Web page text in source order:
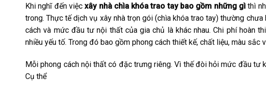
Khi nghĩ đến việcxây nhà chìa khóa trao tay bao gồm những gì thì
trong. Thực tế dịch vụ xây nhà trọn gói (chìa khóa trao tay) thường
cách và mức đầu tư nội thất của gia chủ là khác nhau. Chi phí hoàn
nhiều yếu tố. Trong đó bao gồm phong cách thiết kế, chất liệu, màu sắc
Mỗi phong cách nội thất có đặc trưng riêng. Vì thế đòi hỏi mức đầu tư
Cụ thể